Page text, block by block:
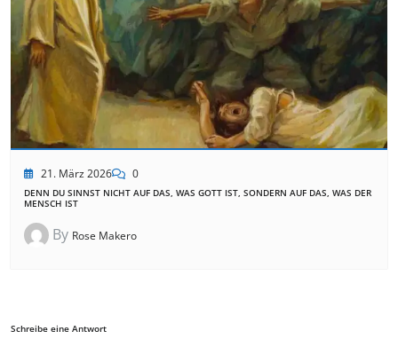
21. März 2026 0
DENN DU SINNST NICHT AUF DAS, WAS GOTT IST, SONDERN AUF DAS, WAS DER
MENSCH IST
By Rose Makero
Schreibe eine Antwort